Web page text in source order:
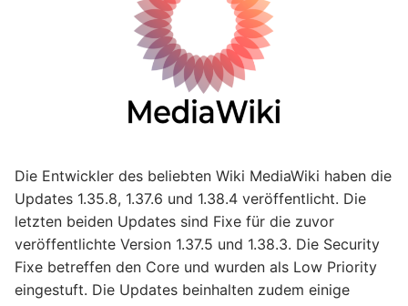
Die Entwickler des beliebten Wiki MediaWiki haben die
Updates 1.35.8, 1.37.6 und 1.38.4 veröffentlicht. Die
letzten beiden Updates sind Fixe für die zuvor
veröffentlichte Version 1.37.5 und 1.38.3. Die Security
Fixe betreffen den Core und wurden als Low Priority
eingestuft. Die Updates beinhalten zudem einige